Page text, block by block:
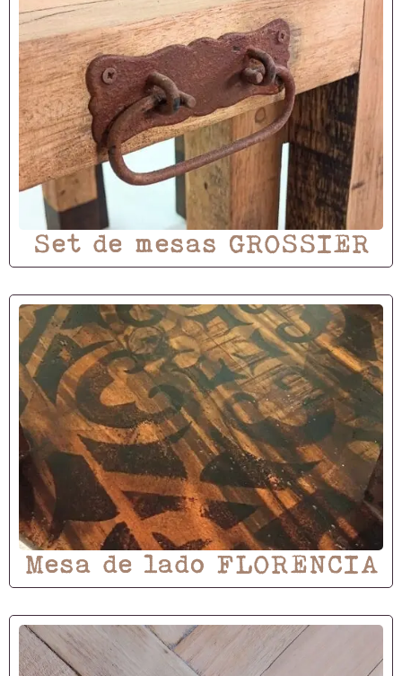
Set de mesas GROSSIER
Mesa de lado FLORENCIA